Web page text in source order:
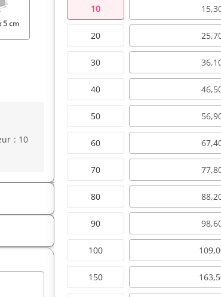
5 cm
: 10
10
20
30
40
50
60
70
80
90
100
150